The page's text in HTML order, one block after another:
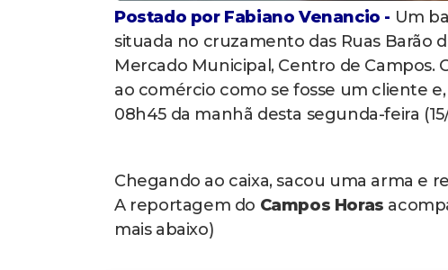
Postado por Fabiano Venancio - Um
situada no cruzamento das Ruas Barão
Mercado Municipal, Centro de
ao comércio como se fosse um cliente
08h45 da manhã desta segunda-feira
Chegando ao caixa, sacou uma arma e
A reportagem do Campos Horas
mais abaixo)